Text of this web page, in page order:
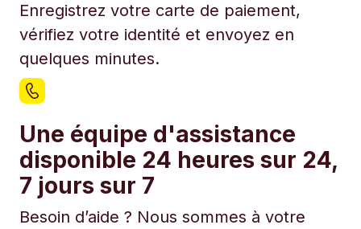
Enregistrez votre carte de paiement,
vérifiez votre identité et envoyez en
quelques minutes.
Une équipe d'assistance
disponible 24 heures sur 24,
7 jours sur 7
Besoin d’aide ? Nous sommes à votre